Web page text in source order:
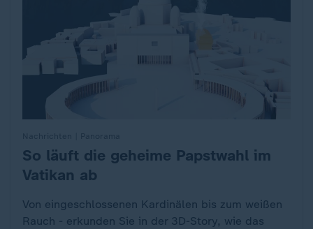
:So läuft die geheime Papstwahl im
Vatikan ab
Von eingeschlossenen Kardinälen bis zum weißen
Rauch - erkunden Sie in der 3D-Story, wie das